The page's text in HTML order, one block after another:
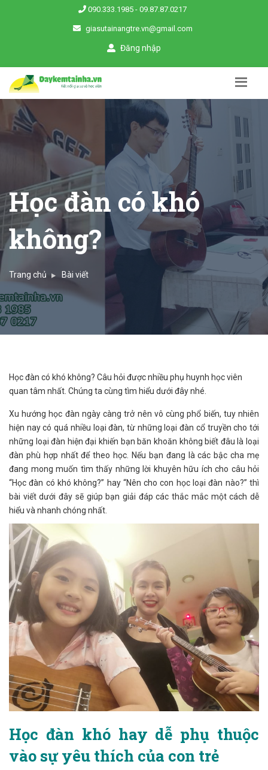
090.333.1985 - 09.87.87.0217
giasutainangtre.vn@gmail.com
Đăng nhập
Học đàn có khó
không?
Trang chủ Bài viết
Học đàn có khó không? Câu hỏi được nhiều phụ huynh học viên
quan tâm nhất. Chúng ta cùng tìm hiểu dưới đây nhé.
Xu hướng học đàn ngày càng trở nên vô cùng phổ biến, tuy nhiên
hiện nay có quá nhiều loại đàn, từ những loại đàn cổ truyền cho tới
những loại đàn hiện đại khiến bạn băn khoăn không biết đâu là loại
đàn phù hợp nhất để theo học. Nếu bạn đang là các bậc cha mẹ
đang mong muốn tìm thấy những lời khuyên hữu ích cho câu hỏi
“Học đàn có khó không?” hay “Nên cho con học loại đàn nào?” thì
bài viết dưới đây sẽ giúp bạn giải đáp các thắc mắc một cách dễ
hiểu và nhanh chóng nhất.
Học đàn khó hay dễ phụ thuộc
vào sự yêu thích của con trẻ